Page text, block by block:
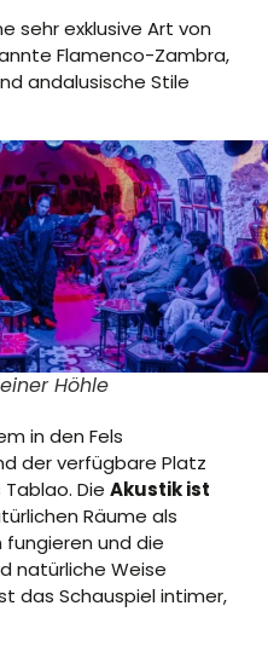
sehr exklusive Art von
Flamenco-Zambra,
andalusische Stile
Höhle
in den Fels
der verfügbare Platz
Die Akustik ist
Räume als
und die
natürliche Weise
das Schauspiel intimer,